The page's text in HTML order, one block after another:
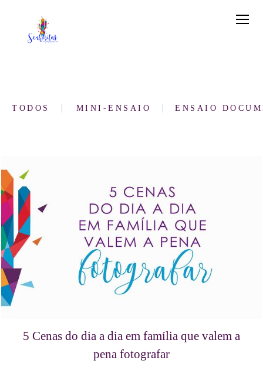
TODOS MINI-ENSAIO ENSAIO
5 Cenas do dia a dia em família que valem a
pena fotografar